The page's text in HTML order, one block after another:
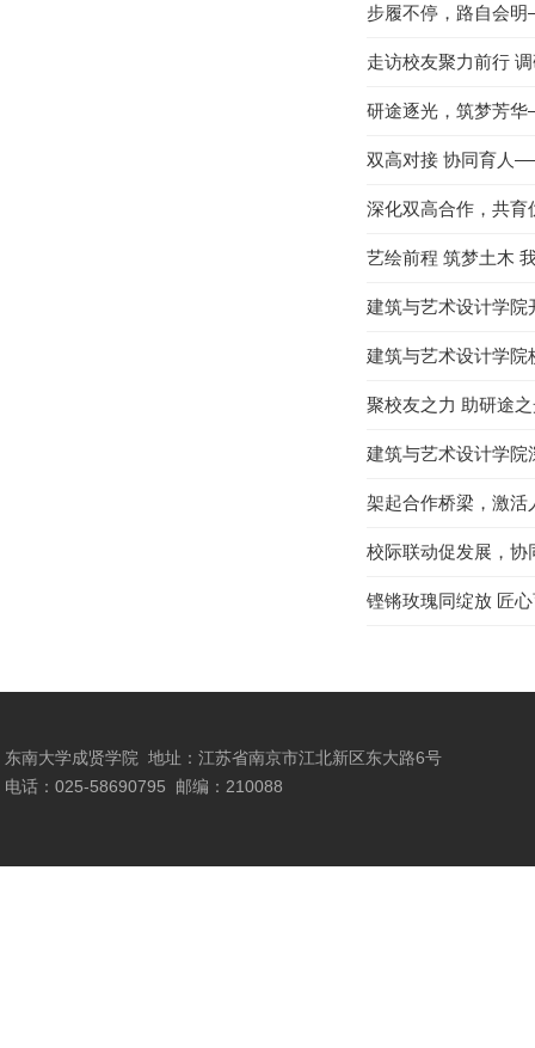
步履不停，路自会
走访校友聚力前行
研途逐光，筑梦芳
双高对接 协同育人
深化双高合作，共育
艺绘前程 筑梦土木
建筑与艺术设计学院
建筑与艺术设计学院
聚校友之力 助研途
建筑与艺术设计学院
架起合作桥梁，激
校际联动促发展，
铿锵玫瑰同绽放 匠
东南大学成贤学院 地址：江苏省南京市江北新区东大路6号
电话：025-58690795
邮编：210088